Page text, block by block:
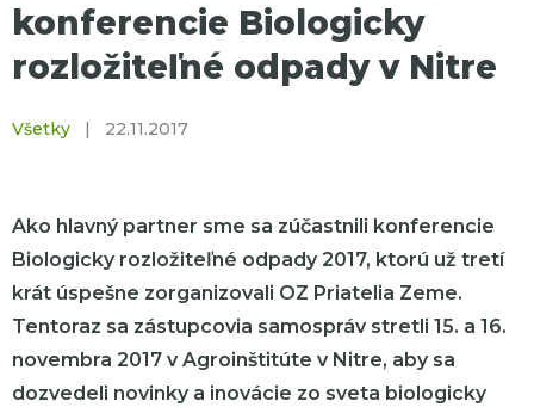
konferencie Biologicky
rozložiteľné odpady v Nitre
Všetky 22.11.2017
Ako hlavný partner sme sa zúčastnili konferencie
Biologicky rozložiteľné odpady 2017, ktorú už tretí
krát úspešne zorganizovali OZ Priatelia Zeme.
Tentoraz sa zástupcovia samospráv stretli 15. a 16.
novembra 2017 v Agroinštitúte v Nitre, aby sa
dozvedeli novinky a inovácie zo sveta biologicky